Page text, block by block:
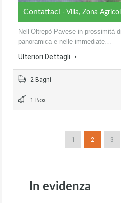
Contattaci - Villa, Zona
Nell’Oltrepò Pavese in prossimità
panoramica e nelle immediate…
Ulteriori Dettagli
2 Bagni
1 Box
1 2 3
In evidenza